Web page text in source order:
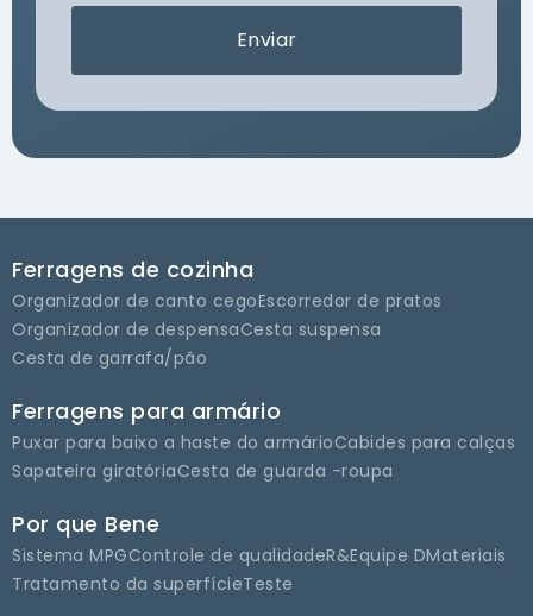
Enviar
Ferragens de cozinha
Organizador de canto cegoEscorredor de pratos
Organizador de despensaCesta suspensa
Cesta de garrafa/pão
Ferragens para armário
Puxar para baixo a haste do armárioCabides para calças
Sapateira giratóriaCesta de guarda -roupa
Por que Bene
Sistema MPGControle de qualidadeR&Equipe DMateriais
Tratamento da superfícieTeste